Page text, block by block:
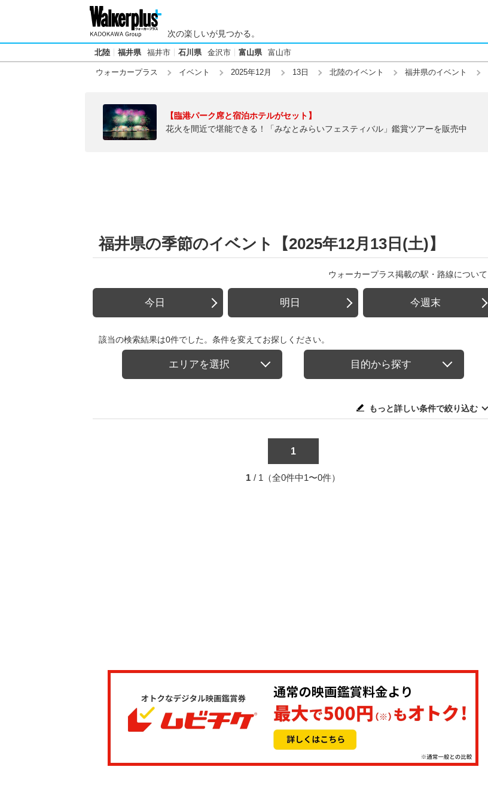
次の楽しいが見つかる。
北陸 福井県 福井市 石川県 金沢市 富山県 富山市
ウォーカープラス イベント 2025年12月 13日 北陸のイベント 福井県のイベント
【臨港パーク席と宿泊ホテルがセット】
花火を間近で堪能できる！「みなとみらいフェスティバル」鑑賞ツアーを販売中
福井県の季節のイベント【2025年12月13日(土)】
ウォーカープラス掲載の駅・路線について
今日 明日 今週末
該当の検索結果は0件でした。条件を変えてお探しください。
エリアを選択 目的から探す
もっと詳しい条件で絞り込む
1
1 / 1（全0件中1〜0件）